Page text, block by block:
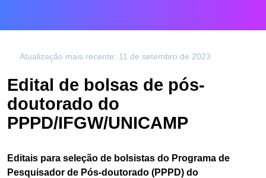
Atualização mais recente: 11 de setembro de 2023
Edital de bolsas de pós-
doutorado do
PPPD/IFGW/UNICAMP
Editais para seleção de bolsistas do Programa de
Pesquisador de Pós-doutorado (PPPD) do